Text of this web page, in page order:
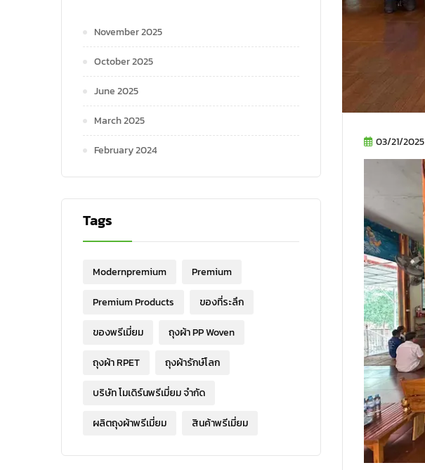
November 2025
October 2025
June 2025
March 2025
February 2024
Tags
Modernpremium Premium
Premium Products ของที่ระลึก
ของพรีเมี่ยม ถุงผ้า PP Woven
ถุงผ้า RPET ถุงผ้ารักษ์โลก
บริษัท โมเดิร์นพรีเมี่ยม จำกัด
ผลิตถุงผ้าพรีเมี่ยม สินค้าพรีเมี่ยม
03/21/2025